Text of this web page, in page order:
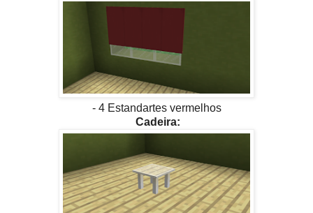
- 4 Estandartes vermelhos
Cadeira: